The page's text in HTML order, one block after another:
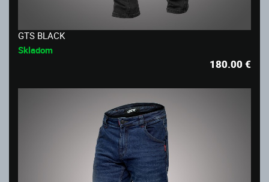
GTS BLACK
Skladom
180.00€